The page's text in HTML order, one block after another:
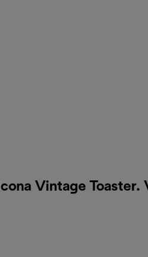
Vintage Toaster.